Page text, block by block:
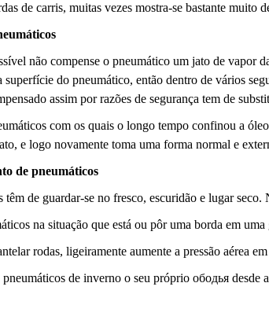
de carris, muitas vezes mostra-se bastante muito
não compense o pneumático um jato de vapor
superfície do pneumático, então dentro de vários
assim por razões de segurança tem de
com os quais o longo tempo confinou a
e logo novamente toma uma forma normal e
de pneumáticos
têm de guardar-se no fresco, escuridão e lugar
na situação que está ou pôr uma borda em
rodas, ligeiramente aumente a pressão aérea
pneumáticos de inverno o seu próprio ободья